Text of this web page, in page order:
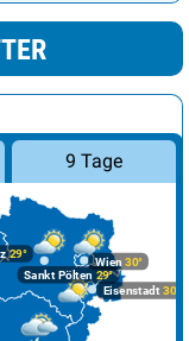
9 Tage
29°
Wien 30°
Eisenstadt 30°
Sankt Pölten 29°